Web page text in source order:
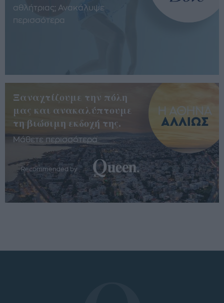
αθλήτριας; Ανακάλυψε
περισσότερα
Ξαναχτίζουμε την πόλη
μας και ανακαλύπτουμε
τη βιώσιμη εκδοχή της.
Μάθετε περισσότερα
Recommended by